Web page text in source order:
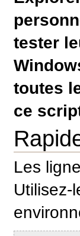
tester
toutes
ce
Les
Utilisez-